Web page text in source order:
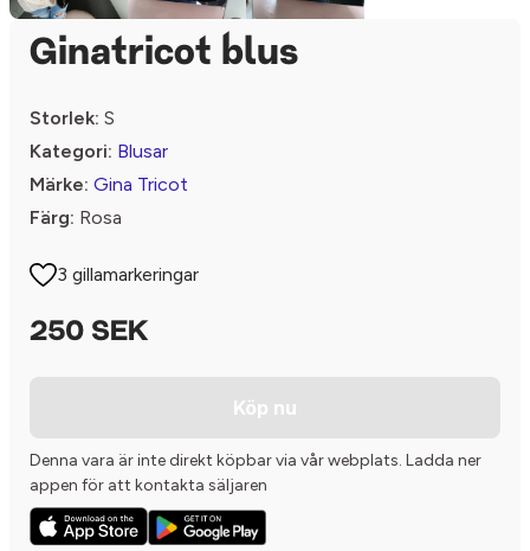
Ginatricot blus
Storlek: S
Kategori: Blusar
Märke: Gina Tricot
Färg: Rosa
3 gillamarkeringar
250 SEK
Köp nu
Denna vara är inte direkt köpbar via vår webplats. Ladda ner
appen för att kontakta säljaren